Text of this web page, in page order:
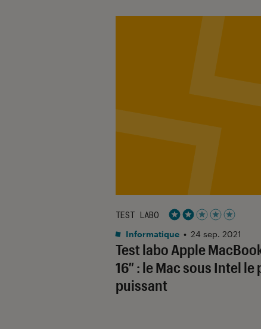
Test labo Apple
16″ : le Mac sous Intel le
puissant
TEST LABO
Noté 2 étoiles sur 5
Informatique • 24 sep. 2021